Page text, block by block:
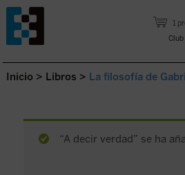
1
Saltar al contenido.
Inicio > Libros > La filosofía de
“A decir verdad” se ha